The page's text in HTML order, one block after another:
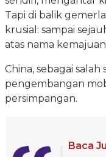
Tapi di balik
krusial: sampai
atas nama
China, sebagai
pengembangan
persimpangan.
Baca